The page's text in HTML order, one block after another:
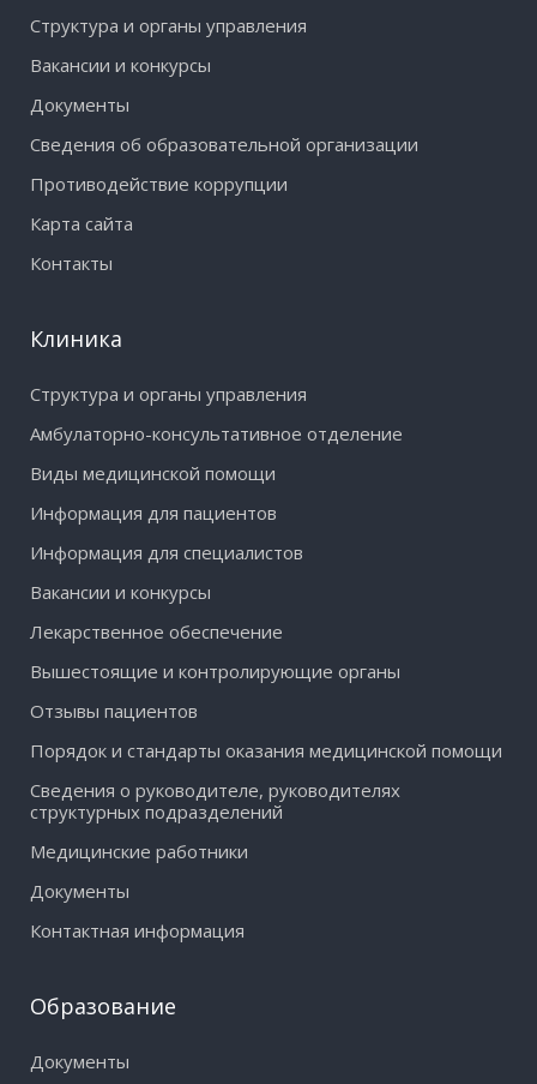
Структура и органы управления
Вакансии и конкурсы
Документы
Сведения об образовательной организации
Противодействие коррупции
Карта сайта
Контакты
Клиника
Структура и органы управления
Амбулаторно-консультативное отделение
Виды медицинской помощи
Информация для пациентов
Информация для специалистов
Вакансии и конкурсы
Лекарственное обеспечение
Вышестоящие и контролирующие органы
Отзывы пациентов
Порядок и стандарты оказания медицинской помощи
Сведения о руководителе, руководителях
структурных подразделений
Медицинские работники
Документы
Контактная информация
Образование
Документы